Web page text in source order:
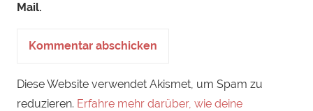
Mail.
Diese Website verwendet Akismet, um Spam zu
reduzieren. Erfahre mehr darüber, wie deine